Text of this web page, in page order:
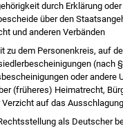
durch Erklärung
über den
und anderen Verbänden
zu dem Personenkreis, auf
(nach §
oder andere
(früheres) Heimatrecht,
auf das
als Deutscher